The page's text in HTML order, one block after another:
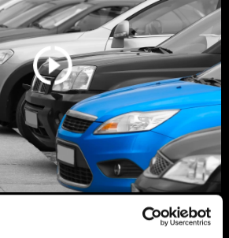
stare dizelaše, ali
zbog pravila EU